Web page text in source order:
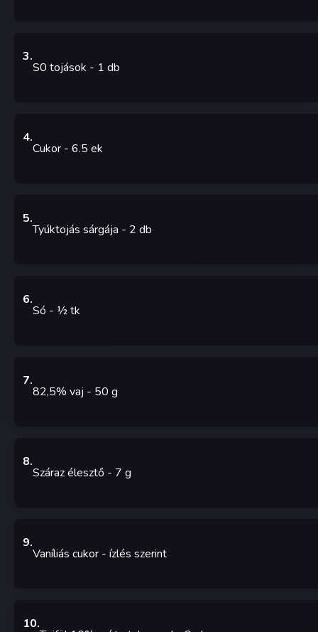
3.
S0 tojások - 1 db
4.
Cukor - 6.5 ek
5.
Tyúktojás sárgája - 2 db
6.
Só - ½tk
7.
82,5% vaj - 50 g
8.
Száraz élesztő - 7 g
9.
Vaníliás cukor - ízlés szerint
10.